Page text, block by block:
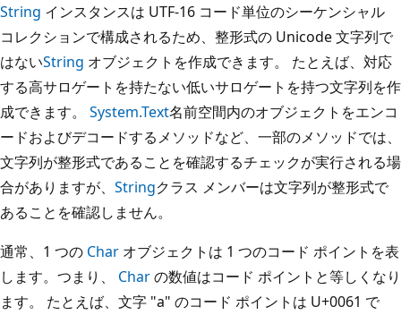
String インスタンスは UTF-16 コード単位のシーケンシャル
コレクションで構成されるため、整形式の Unicode 文字列で
はないString オブジェクトを作成できます。 たとえば、対応
する高サロゲートを持たない低いサロゲートを持つ文字列を作
成できます。 System.Text名前空間内のオブジェクトをエンコ
ードおよびデコードするメソッドなど、一部のメソッドでは、
文字列が整形式であることを確認するチェックが実行される場
合がありますが、 Stringクラス メンバーは文字列が整形式で
あることを確認しません。
通常、1 つの Char オブジェクトは 1 つのコード ポイントを表
します。つまり、 Charの数値はコード ポイントと等しくなり
ます。 たとえば、文字 "a" のコード ポイントは U+0061 で